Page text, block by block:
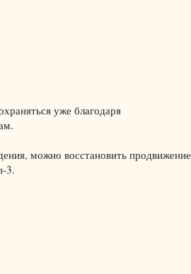
уже благодаря
можно восстановить продвижение
3.